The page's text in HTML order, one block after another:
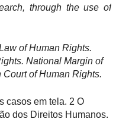
through the use of
of Human Rights.
National Margin of
of Human Rights.
casos em tela. 2 O
dos Direitos Humanos.